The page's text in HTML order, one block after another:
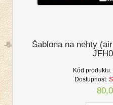
Šablona na nehty
Kód produktu:
Dostupnost: